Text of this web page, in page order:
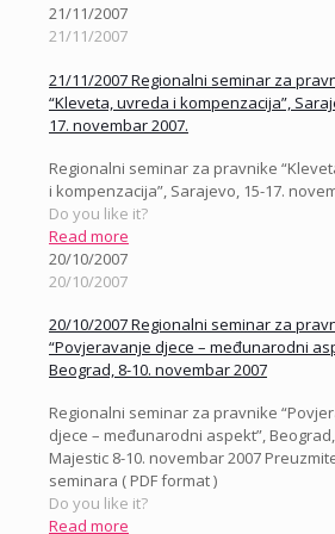
21/11/2007
21/11/2007
21/11/2007 Regionalni seminar za
“Kleveta, uvreda i kompenzacija”,
17. novembar 2007.
Regionalni seminar za pravnike
i kompenzacija”, Sarajevo, 15-17.
Do you like it?
Read more
20/10/2007
20/10/2007
20/10/2007 Regionalni seminar za
“Povjeravanje djece – međunarodni
Beograd, 8-10. novembar 2007
Regionalni seminar za pravnike
djece – međunarodni aspekt”,
Majestic 8-10. novembar 2007
seminara ( PDF format )
Do you like it?
Read more